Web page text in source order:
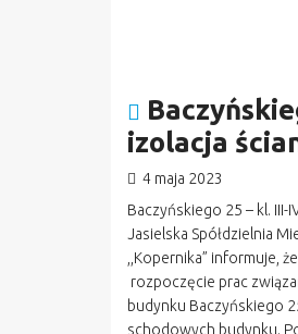
izolacja
4 maja 2023
Baczyńskiego 25 – kl. III-
Jasielska Spółdzielnia
,,Kopernika” informuje,
rozpoczęcie prac
budynku Baczyńskiego
schodowych budynku.